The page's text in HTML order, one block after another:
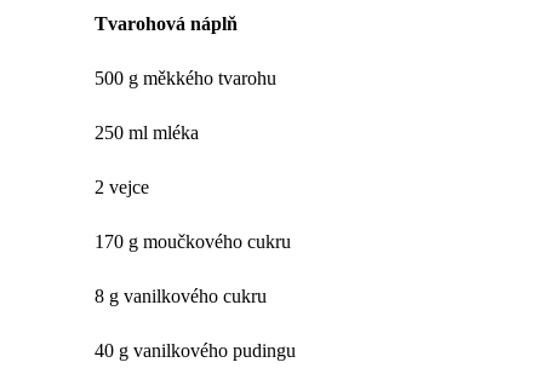
Tvarohová náplň
500 g měkkého tvarohu
250 ml mléka
2 vejce
170 g moučkového cukru
8 g vanilkového cukru
40 g vanilkového pudingu